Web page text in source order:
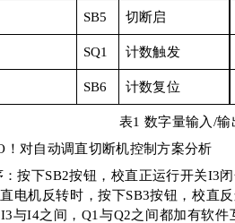
SB5 切断启
SQ1 计数触发
SB6 计数复位
表1数字量输入 /输
！对自动调直切断机控制方案分析
：按下SB2按钮，校直正运行开关I3闭
电机反转时，按下SB3按钮，校直
I3与I4之间，Q1 与Q2之间都加有软件